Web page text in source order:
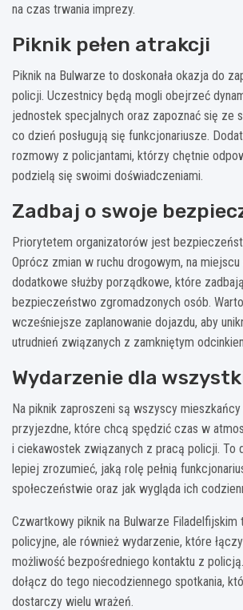
na czas trwania imprezy.
Piknik pełen atrakcji
Piknik na Bulwarze to doskonała okazja do
policji. Uczestnicy będą mogli obejrzeć
jednostek specjalnych oraz zapoznać się ze
co dzień posługują się funkcjonariusze.
rozmowy z policjantami, którzy chętnie
podzielą się swoimi doświadczeniami.
Zadbaj o swoje
Priorytetem organizatorów jest
Oprócz zmian w ruchu drogowym, na
dodatkowe służby porządkowe, które
bezpieczeństwo zgromadzonych osób.
wcześniejsze zaplanowanie dojazdu, aby
utrudnień związanych z zamkniętym
Wydarzenie dla
Na piknik zaproszeni są wszyscy
przyjezdne, które chcą spędzić czas w
i ciekawostek związanych z pracą policji. To
lepiej zrozumieć, jaką rolę pełnią
społeczeństwie oraz jak wygląda ich
Czwartkowy piknik na Bulwarze
policyjne, ale również wydarzenie, które
możliwość bezpośredniego kontaktu z
dołącz do tego niecodziennego spotkania,
dostarczy wielu wrażeń.